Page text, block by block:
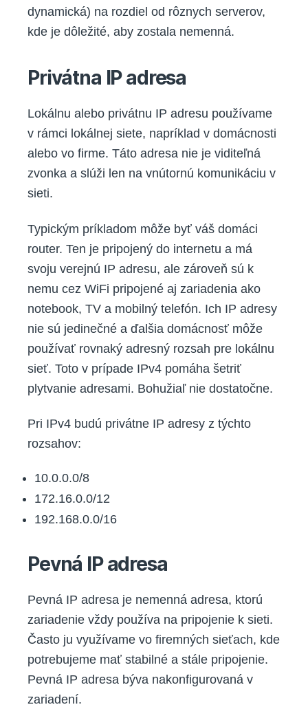
dynamická) na rozdiel od rôznych serverov,
kde je dôležité, aby zostala nemenná.
Privátna IP adresa
Lokálnu alebo privátnu IP adresu používame
v rámci lokálnej siete, napríklad v domácnosti
alebo vo firme. Táto adresa nie je viditeľná
zvonka a slúži len na vnútornú komunikáciu v
sieti.
Typickým príkladom môže byť váš domáci
router. Ten je pripojený do internetu a má
svoju verejnú IP adresu, ale zároveň sú k
nemu cez WiFi pripojené aj zariadenia ako
notebook, TV a mobilný telefón. Ich IP adresy
nie sú jedinečné a ďalšia domácnosť môže
používať rovnaký adresný rozsah pre lokálnu
sieť. Toto v prípade IPv4 pomáha šetriť
plytvanie adresami. Bohužiaľ nie dostatočne.
Pri IPv4 budú privátne IP adresy z týchto
rozsahov:
10.0.0.0/8
172.16.0.0/12
192.168.0.0/16
Pevná IP adresa
Pevná IP adresa je nemenná adresa, ktorú
zariadenie vždy používa na pripojenie k sieti.
Často ju využívame vo firemných sieťach, kde
potrebujeme mať stabilné a stále pripojenie.
Pevná IP adresa býva nakonfigurovaná v
zariadení.